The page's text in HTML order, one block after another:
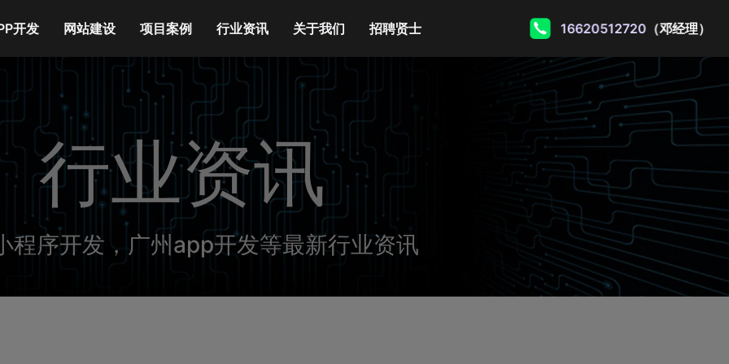
开发 网站建设 项目案例 行业资讯 关于我们 招聘贤士 16620512720 （邓经理）
行业资讯
程序开发，广州app开发等最新行业资讯